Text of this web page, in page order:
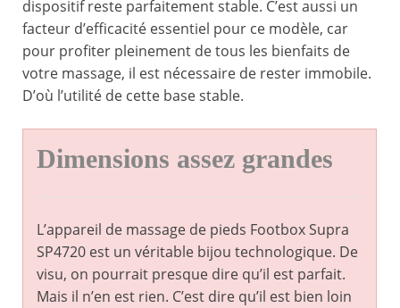
dispositif reste parfaitement stable. C’est aussi un
facteur d’efficacité essentiel pour ce modèle, car
pour profiter pleinement de tous les bienfaits de
votre massage, il est nécessaire de rester immobile.
D’où l’utilité de cette base stable.
Dimensions assez grandes
L’appareil de massage de pieds Footbox Supra
SP4720 est un véritable bijou technologique. De
visu, on pourrait presque dire qu’il est parfait.
Mais il n’en est rien. C’est dire qu’il est bien loin